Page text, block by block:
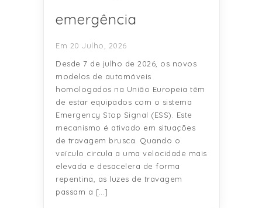
emergência
Em 20 Julho, 2026
Desde 7 de julho de 2026, os novos
modelos de automóveis
homologados na União Europeia têm
de estar equipados com o sistema
Emergency Stop Signal (ESS). Este
mecanismo é ativado em situações
de travagem brusca. Quando o
veículo circula a uma velocidade mais
elevada e desacelera de forma
repentina, as luzes de travagem
passam a […]